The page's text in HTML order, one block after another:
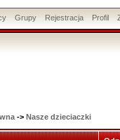
Grupy Rejestracja Profil
-> Nasze dzieciaczki